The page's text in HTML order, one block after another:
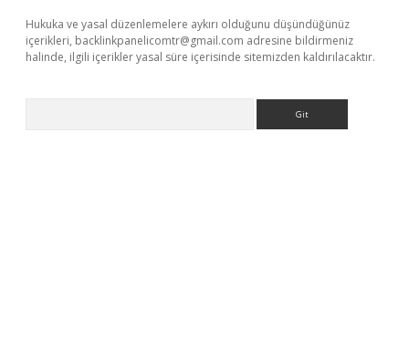
Hukuka ve yasal düzenlemelere aykırı olduğunu düşündüğünüz
içerikleri, backlinkpanelicomtr@gmail.com adresine bildirmeniz
halinde, ilgili içerikler yasal süre içerisinde sitemizden kaldırılacaktır.